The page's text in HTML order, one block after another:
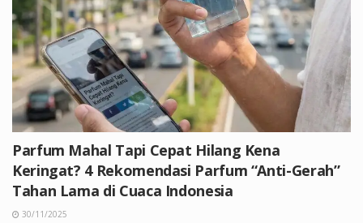
Parfum Mahal Tapi Cepat Hilang Kena
Keringat? 4 Rekomendasi Parfum “Anti-Gerah”
Tahan Lama di Cuaca Indonesia
30/11/2025